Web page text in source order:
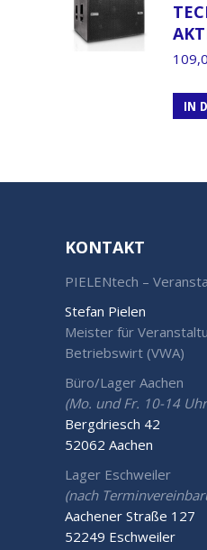
IN
KONTAKT
PIELENtech –
Stefan Pielen
Meister für
Betriebswirt (VWA)
Büro/Lager Aachen
(Mo. und Fr. 10-14
Bergdriesch 42
52062 Aachen
Lager Eschweiler
(nach
Aachener Straße 127
52249 Eschweiler